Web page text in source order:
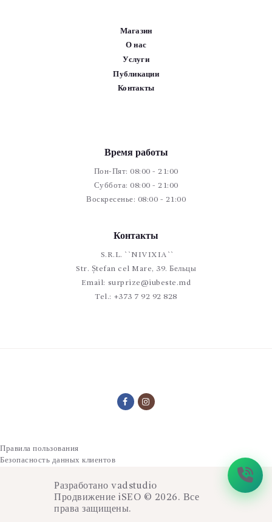
Магазин
О нас
Услуги
Публикации
Контакты
Время работы
Пон-Пят: 08:00 - 21:00
Суббота: 08:00 - 21:00
Воскресенье: 08:00 - 21:00
Контакты
S.R.L. ``NIVIXIA``
Str. Ștefan cel Mare, 39. Бельцы
Email: surprize@iubeste.md
Tel.: +373 7 92 92 828
Правила пользования
Безопасность данных клиентов
Разработано vadstudio
Продвижение iSEO © 2026. Все
права защищены.